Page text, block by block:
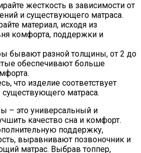
жесткость в зависимости от
и существующего матраса.
материал, исходя из
комфорта, поддержки и
бывают разной толщины, от 2 до
обеспечивают больше
что изделие соответствует
матраса.
– это универсальный и
качество сна и комфорт.
поддержку,
выравнивают позвоночник и
матрас. Выбрав топпер,